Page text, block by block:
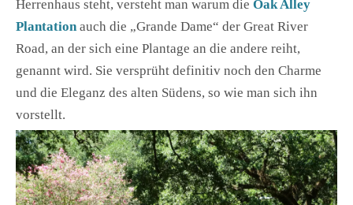
Herrenhaus steht, versteht man warum die Oak Alley
Plantationauch die „Grande Dame“ der Great River
Road, an der sich eine Plantage an die andere reiht,
genannt wird. Sie versprüht definitiv noch den Charme
und die Eleganz des alten Südens, so wie man sich ihn
vorstellt.